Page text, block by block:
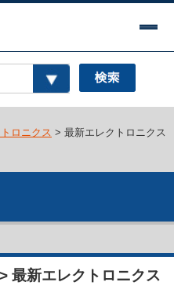
ロニクス > 最新エレクトロニクス
最新エレクトロニクス